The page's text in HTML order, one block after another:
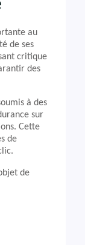
au
de ses
critique
des
à des
sur
Cette
de
de